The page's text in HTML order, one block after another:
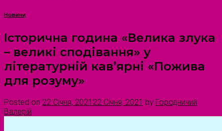
Новини
Історична година «Велика злука
– великі сподівання» у
літературній кав’ярні «Пожива
для розуму»
Posted on 22 Січня, 2021 22 Січня, 2021 by Городничий
Валерій